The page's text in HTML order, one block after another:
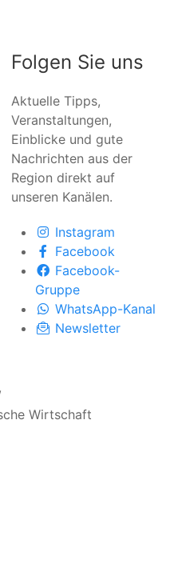
Folgen Sie uns
Aktuelle Tipps,
Veranstaltungen,
Einblicke und gute
Nachrichten aus der
Region direkt auf
unseren Kanälen.
Instagram
Facebook
Facebook-
Gruppe
WhatsApp-Kanal
Newsletter
Wirtschaft